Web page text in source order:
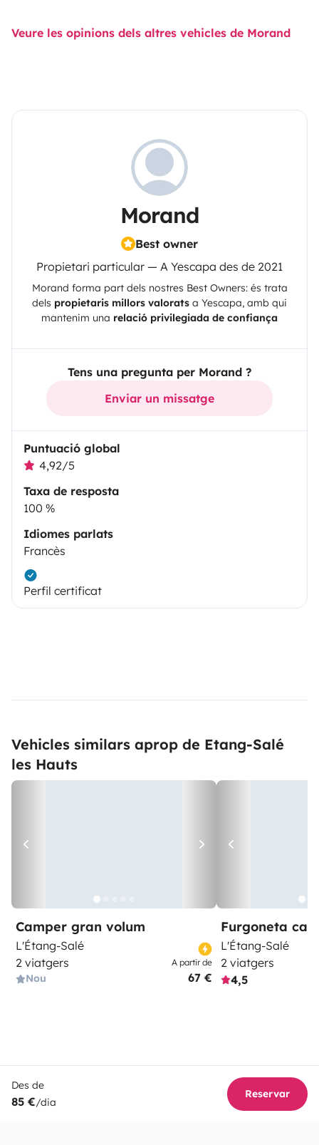
Veure les opinions dels altres vehicles de Morand
Morand
Best owner
Propietari particular — A Yescapa des de 2021
Morand forma part dels nostres Best Owners: és trata
dels propietaris millors valorats a Yescapa, amb qui
mantenim una relació privilegiada de confiança
Tens una pregunta per Morand ?
Enviar un missatge
Puntuació global
4,92/5
Taxa de resposta
100 %
Idiomes parlats
Francès
Perfil certificat
Vehicles similars aprop de Etang-Salé
les Hauts
Camper gran volum
L'Étang-Salé
2 viatgers
Nou
A partir de
67 €
Furgoneta
L'Étang-Salé
2 viatgers
4,5
Des de
85 €/dia
Reservar